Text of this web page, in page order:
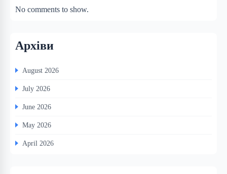
No comments to show.
Архіви
August 2026
July 2026
June 2026
May 2026
April 2026